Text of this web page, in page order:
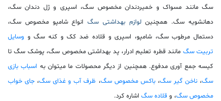
سگ مانند مسواک و خمیردندان مخصوص سگ، اسپری و ژل دندان سگ،
دهانشویه سگ. همچنین لوازم بهداشتی سگانواعشامپو مخصوص سگ،
دستمال مرطوب سگ،شامپو، اسپری و قلاده ضد کک و کنه سگو وسایل
تربیت سگ مانند قطره تعلیم ادرار،پد بهداشتی مخصوص سگ،پوشک سگتا
کیسه جمع آوری مدفوع. همچنین از دیگر محصولات ما میتوان به اسباب بازی
سگ،ناخن گیر سگ،باکس مخصوص سگ، ظرف آب و غذای سگ، جای خواب
مخصوص سگ، و قلاده سگ اشاره کرد.